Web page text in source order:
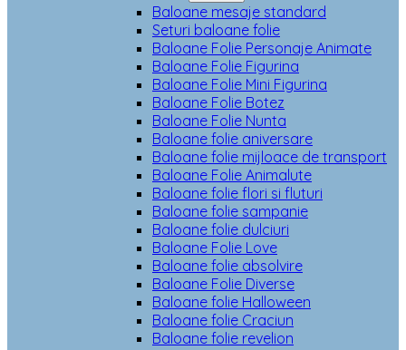
Baloane mesaje standard
Seturi baloane folie
Baloane Folie Personaje Animate
Baloane Folie Figurina
Baloane Folie Mini Figurina
Baloane Folie Botez
Baloane Folie Nunta
Baloane folie aniversare
Baloane folie mijloace de transport
Baloane Folie Animalute
Baloane folie flori si fluturi
Baloane folie sampanie
Baloane folie dulciuri
Baloane Folie Love
Baloane folie absolvire
Baloane Folie Diverse
Baloane folie Halloween
Baloane folie Craciun
Baloane folie revelion